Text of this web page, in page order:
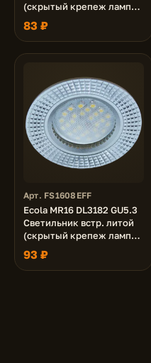
(скрытый крепеж лампы)
Белый/Алюм Полоски по
кругу 23x78 (кd74)
83 ₽
Арт. FS1608EFF
Ecola MR16 DL3182 GU5.3
Светильник встр. литой
(скрытый крепеж лампы)
матовый Хром/Алюм
Рифленые Реснички по
кругу 23x78 (кd74)
93 ₽